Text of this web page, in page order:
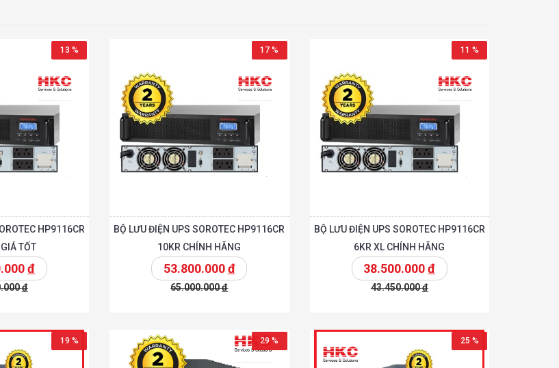
13 %
HP9116CR
TỐT
đ
đ
17 %
BỘ LƯU ĐIỆN UPS SOROTEC HP9116CR
10KR CHÍNH HÃNG
53.800.000đ
65.000.000đ
11 %
BỘ LƯU ĐIỆN UPS SOROTEC HP9116CR
6KR XL CHÍNH HÃNG
38.500.000đ
43.450.000đ
19 % 29 % 25 %